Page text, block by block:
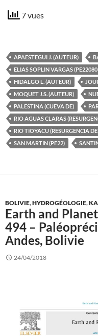
7 vues
APAESTEGUI J. (AUTEUR)
ELIAS SOPLIN VARGAS
HIDALGO L. (AUTEUR)
MOQUET J.S. (AUTEUR)
PALESTINA (CUEVA DE)
RIO AGUAS CLARAS
RIO TIOYACU (RESURGENCIA
SAN MARTIN (PE22)
BOLIVIE,HYDROGÉOLOGIE,
Earth and
494 –
Andes, Bolivie
24/04/2018